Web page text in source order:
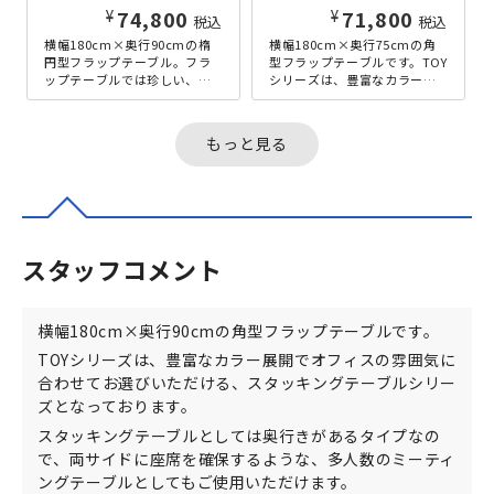
¥ 74,800 税込
横幅180cm×奥行90cmの楕
円型フラップテーブル。フラ
ップテーブルでは珍しい、角
の無い楕円型の天板となって
¥ 71,800 税込
横幅180cm×奥行75cmの角
型フラップテーブルです。TOY
シリーズは、豊富なカラー展
開でオフィスの雰囲気に合わ
もっと見る
スタッフコメント
横幅180cm×奥行90cmの角型フラップテーブルです。
TOYシリーズは、豊富なカラー展開でオフィスの雰囲気に
合わせてお選びいただける、スタッキングテーブルシリー
ズとなっております。
スタッキングテーブルとしては奥行きがあるタイプなの
で、両サイドに座席を確保するような、多人数のミーティ
ングテーブルとしてもご使用いただけます。